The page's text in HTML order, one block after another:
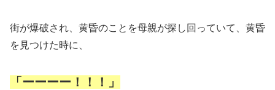
街が爆破され、黄昏のことを母親が探し回っていて、黄昏
を見つけた時に、
「ーーーー！！！」